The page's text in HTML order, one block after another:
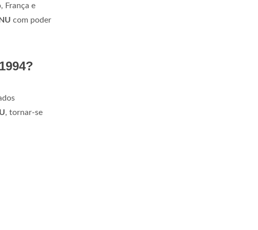
França e
com poder
, tornar-se